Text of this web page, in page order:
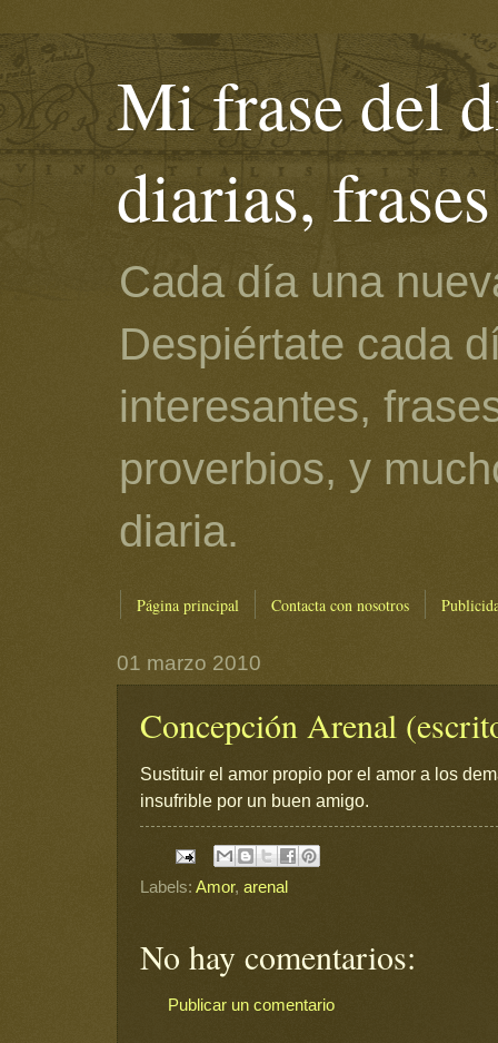
Mi frase del
diarias,
Cada día una
Despiértate cada
interesantes,
proverbios, y
diaria.
Página principal Contacta con nosotros
01 marzo 2010
Concepción Arenal
Sustituir el amor propio por el amor a los
insufrible por un buen amigo.
Labels: Amor, arenal
No hay comentarios:
Publicar un comentario